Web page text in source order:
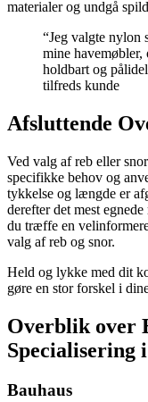
materialer og undgå
“Jeg valgte nylon
mine
holdbart og
tilfreds kunde
Afsluttende
Ved valg af reb eller
specifikke behov og
tykkelse og længde er
derefter det mest
du træffe en
valg af reb og snor.
Held og lykke med dit
gøre en stor forskel i
Overblik over
Specialisering
Bauhaus